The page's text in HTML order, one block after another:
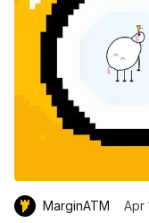
MarginATM Apr